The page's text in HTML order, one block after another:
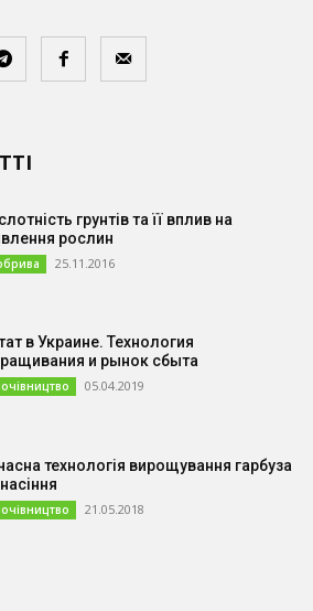
грунтів та її вплив на
рослин
25.11.2016
в Украине. Технология
и рынок сбыта
05.04.2019
технологія вирощування гарбуза
21.05.2018